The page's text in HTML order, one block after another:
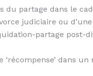
du partage dans le
judiciaire ou d’une
partage post-
‘récompense’ dans un